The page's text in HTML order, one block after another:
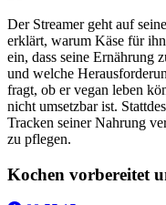
Der Streamer geht auf
erklärt, warum Käse für
ein, dass seine Ernährung
und welche
fragt, ob er vegan leben
nicht umsetzbar ist.
Tracken seiner Nahrung
zu pflegen.
Kochen vorbereitet